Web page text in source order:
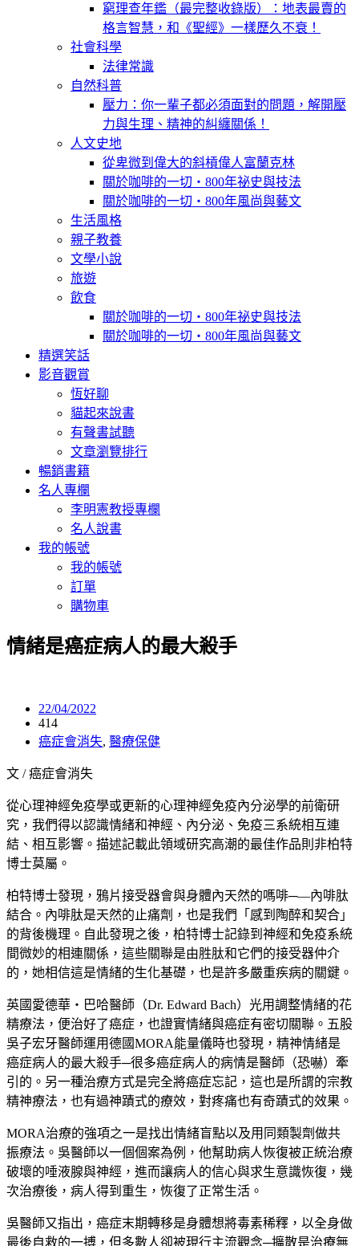
窮理查年鑑（最完整收錄版）：地表最賣的
格言智慧，和《聖經》一樣歷久不衰！
社會科學
法律常識
自然科普
壓力：你一輩子都必須面對的問題，解開壓
力與生理、精神的糾纏關係！
人文史地
從卑微到偉大的斜槓偉人富蘭克林
關於咖啡的一切‧800年祕史與技法
關於咖啡的一切‧800年風尚與藝文
生活風格
親子教養
文學小說
旅遊
飲食
關於咖啡的一切‧800年祕史與技法
關於咖啡的一切‧800年風尚與藝文
精選笑話
影音觀賞
恆好聊
貓起來說書
有聲書試聽
文章瀏覽排行
暢銷書籍
名人專欄
李明憲教授專欄
名人說書
我的帳號
我的帳號
訂單
購物車
情緒是癌症病人的最大殺手
22/04/2022
414
癌症會消失, 醫療保健
文 / 癌症會消失
從心理神經免疫學或更新的心理神經免疫內分泌學的前衛研
究，我們得以認識情緒和神經、內分泌、免疫三系統相互連
結、相互影響。描述記載此領域研究高潮的最佳作品則非柏特
博士莫屬。
柏特博士發現，鴉片接受器會與身體內天然的嗎啡─—內啡肽
結合。內啡肽是天然的止痛劑，也是我們「感到陶醉和契合」
的背後機理。自此發現之後，柏特博士記錄到神經和免疫系統
間微妙的相連關係，這些關聯是由胜肽和它們的接受器仲介
的，她相信這是情緒的生化基礎，也是許多嚴重疾病的關鍵。
英國愛德華‧巴哈醫師（Dr. Edward Bach）光用調整情緒的花
精療法，便治好了癌症，也證實情緒與癌症有密切關聯。五股
吳子宏牙醫師運用德國MORA能量儀時也發現，精神情緒是
癌症病人的最大殺手─很多癌症病人的病情是醫師（恐嚇）牽
引的。另一種治療方式是完全將癌症忘記，這也是所謂的宗教
精神療法，也有過神蹟式的療效，對疼痛也有奇蹟式的效果。
MORA治療的強項之一是找出情緒盲點以及用同類製劑做共
振療法。吳醫師以一個個案為例，他幫助病人恢復被正統治療
破壞的唾液腺與神經，進而讓病人的信心與求生意識恢復，幾
次治療後，病人得到重生，恢復了正常生活。
吳醫師又指出，癌症末期轉移是身體想將毒素稀釋，以全身做
最後自救的一搏，但多數人卻被現行主流觀念─擴散是治療無